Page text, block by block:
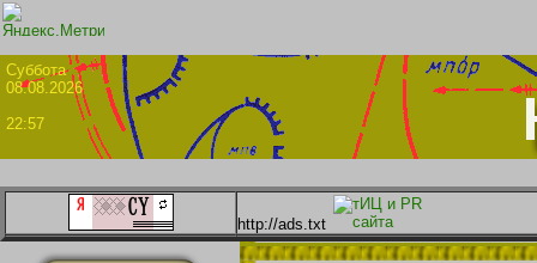
08.08.2026
22:57
http://ads.txt